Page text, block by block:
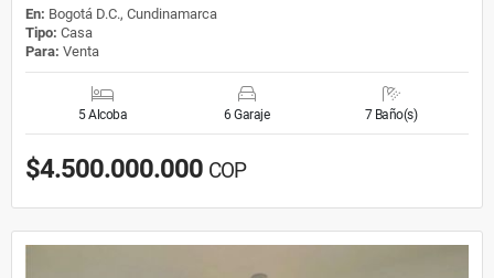
En: Bogotá D.C., Cundinamarca
Tipo: Casa
Para: Venta
5 Alcoba 6 Garaje 7 Baño(s)
$4.500.000.000 COP